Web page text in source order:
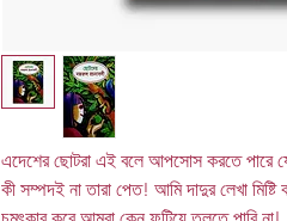
এদেশের ছোটরা এই বলে আপসোস করতে পারে
কী সম্পদই না তারা পেত! আমি দাদুর লেখা